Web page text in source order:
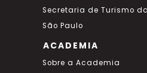
Secretaria de Turismo
São Paulo
ACADEMIA
Sobre a Academia